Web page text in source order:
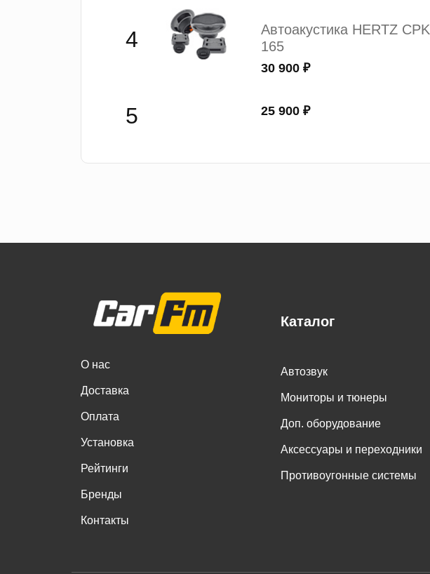
Автоакустика HERTZ CPK
165
30 900 ₽
25 900 ₽
О нас
Доставка
Оплата
Установка
Рейтинги
Бренды
Контакты
Каталог
Автозвук
Мониторы и тюнеры
Доп. оборудование
Аксессуары и переходники
Противоугонные системы